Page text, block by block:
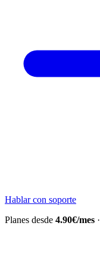
Hablar con soporte
Planes desde 4.90€/mes ·